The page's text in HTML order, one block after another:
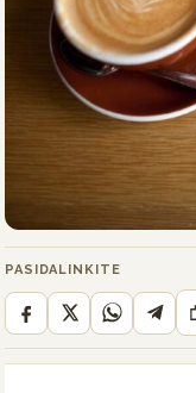
PASIDALINKITE